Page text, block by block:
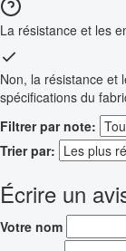
La résistance et les
Non, la résistance et
spécifications du
Filtrer par note:
Trier par:
Écrire un
Votre nom